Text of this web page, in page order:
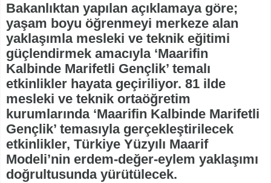
Bakanlıktan yapılan açıklamaya göre;
yaşam boyu öğrenmeyi merkeze alan
yaklaşımla mesleki ve teknik eğitimi
güçlendirmek amacıyla ‘Maarifin
Kalbinde Marifetli Gençlik’ temalı
etkinlikler hayata geçiriliyor. 81 ilde
mesleki ve teknik ortaöğretim
kurumlarında ‘Maarifin Kalbinde Marifetli
Gençlik’ temasıyla gerçekleştirilecek
etkinlikler, Türkiye Yüzyılı Maarif
Modeli’nin erdem-değer-eylem yaklaşımı
doğrultusunda yürütülecek.